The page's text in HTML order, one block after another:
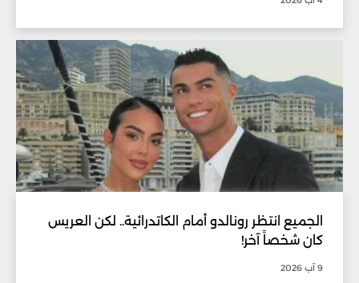
الجميع انتظر رونالدو أمام الكاتدرائية.. لكن العريس
كان شخصاً آخر!
9 آب 2026